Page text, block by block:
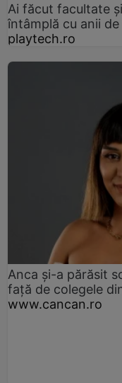
Ai făcut facultate
întâmplă cu anii
playtech.ro
Anca și-a părăsit
față de colegele
www.cancan.ro